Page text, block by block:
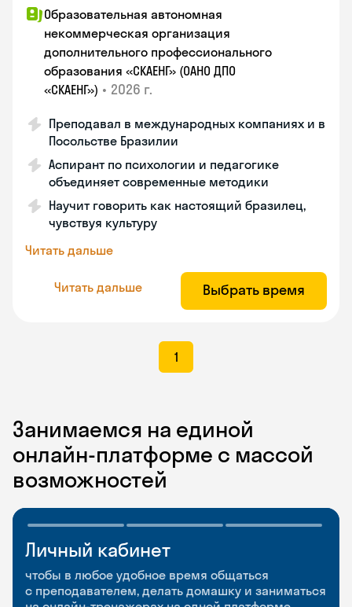
Образовательная автономная
некоммерческая организация
дополнительного профессионального
образования «СКАЕНГ» (ОАНО ДПО
«СКАЕНГ») • 2026 г.
Преподавал в международных компаниях и в
Посольстве Бразилии
Аспирант по психологии и педагогике
объединяет современные методики
Научит говорить как настоящий бразилец,
чувствуя культуру
Читать дальше
Читать дальше Выбрать время
1
Занимаемся на единой
онлайн-платформе с массой
возможностей
Личный кабинет
чтобы в любое удобное время общаться
с преподавателем, делать домашку и заниматься
Мобильное
приложение
чтобы заниматься и изучать новые слова где
Разговорные клубы
и Talks
Групповые занятия для разговорной практики